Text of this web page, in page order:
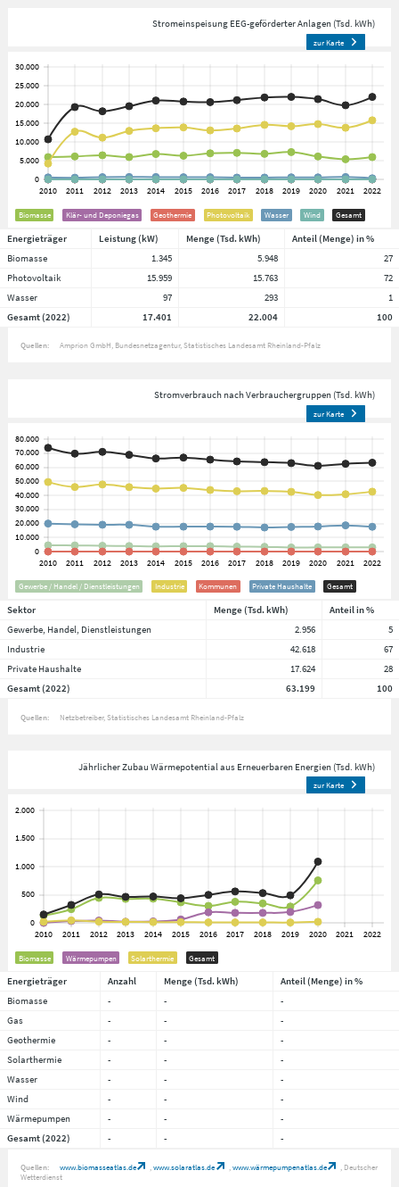
Stromeinspeisung EEG-geförderter Anlagen (Tsd. kWh)
zur Karte
Biomasse Klär- und Deponiegas Geothermie Photovoltaik Wasser Wind Gesamt
Energieträger Leistung (kW) Menge (Tsd. kWh)
Anteil (Menge) in %
Biomasse
1.345 5.948
27
Photovoltaik
15.959 15.763
72
Wasser
97 293
1
Gesamt (2022)
17.401 22.004 100
Quellen: Amprion GmbH Bundesnetzagentur Statistisches Landesamt Rheinland-Pfalz
Stromverbrauch nach Verbrauchergruppen (Tsd. kWh)
zur Karte
Gewerbe / Handel / Dienstleistungen Industrie Kommunen Private Haushalte Gesamt
Sektor Menge (Tsd. kWh)
Anteil in %
Gewerbe, Handel, Dienstleistungen
2.956
5
Industrie
42.618
67
Private Haushalte
17.624
28
Gesamt (2022)
63.199 100
Quellen: Netzbetreiber Statistisches Landesamt Rheinland-Pfalz
Jährlicher Zubau Wärmepotential aus Erneuerbaren Energien (Tsd. kWh)
zur Karte
Biomasse Wärmepumpen Solarthermie Gesamt
Energieträger Anzahl Menge (Tsd. kWh)
Anteil (Menge) in %
Biomasse
- -
-
Gas
- -
-
Geothermie
- -
-
Solarthermie
- -
-
Wasser
- -
-
Wind
- -
-
Wärmepumpen
- -
-
Gesamt (2022)
- - -
Quellen: www.biomasseatlas.de www.solaratlas.de www.wärmepumpenatlas.de
Deutscher
Wetterdienst